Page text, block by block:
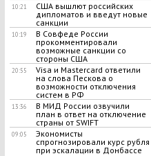
10:21
США вышлют российских
дипломатов и введут новые
санкции
10:19
​В Совфеде России
прокомментировали
возможные санкции со
стороны США
20:55
Visa и Mastercard ответили
на слова Пескова о
возможности отключения
систем в РФ
13:36
В МИД России озвучили
план в ответ на отключение
страны от SWIFT
09:05
Экономисты
спрогнозировали курс рубля
при эскалации в Донбассе